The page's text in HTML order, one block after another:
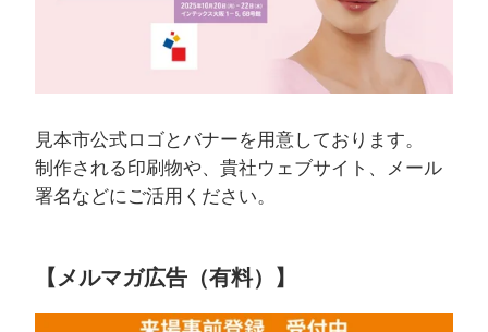
見本市公式ロゴとバナーを用意しております。
制作される印刷物や、貴社ウェブサイト、メール
署名などにご活用ください。
【メルマガ広告（有料）】